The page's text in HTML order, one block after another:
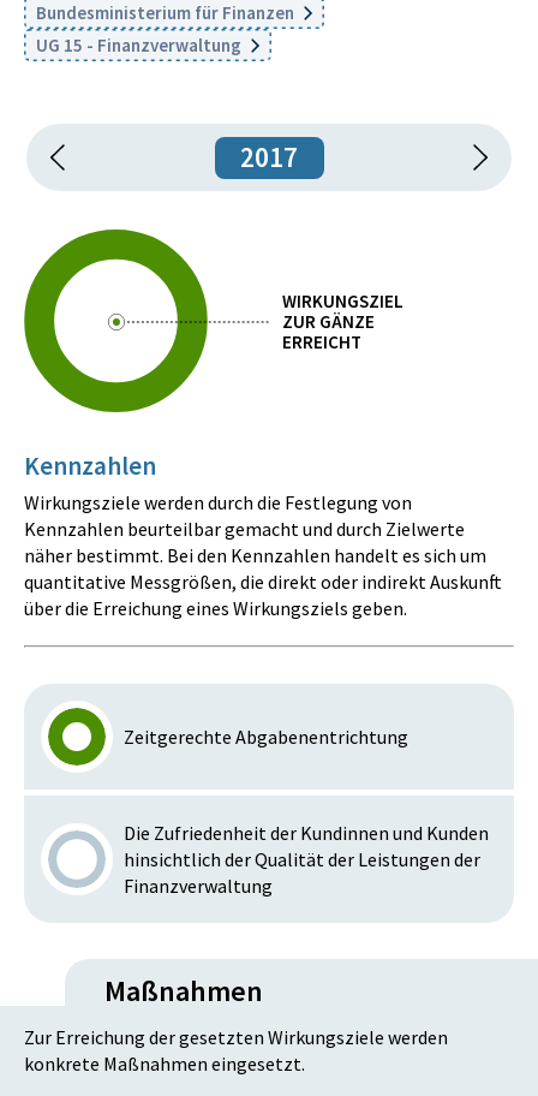
Bundesministerium für Finanzen
UG 15 - Finanzverwaltung
2017
WIRKUNGSZIEL
ZUR GÄNZE
ERREICHT
Kennzahlen
Wirkungsziele werden durch die Festlegung von
Kennzahlen beurteilbar gemacht und durch Zielwerte
näher bestimmt. Bei den Kennzahlen handelt es sich um
quantitative Messgrößen, die direkt oder indirekt Auskunft
über die Erreichung eines Wirkungsziels geben.
Zeitgerechte Abgabenentrichtung
Die Zufriedenheit der Kundinnen und Kunden
hinsichtlich der Qualität der Leistungen der
Finanzverwaltung
Maßnahmen
Zur Erreichung der gesetzten Wirkungsziele werden
konkrete Maßnahmen eingesetzt.